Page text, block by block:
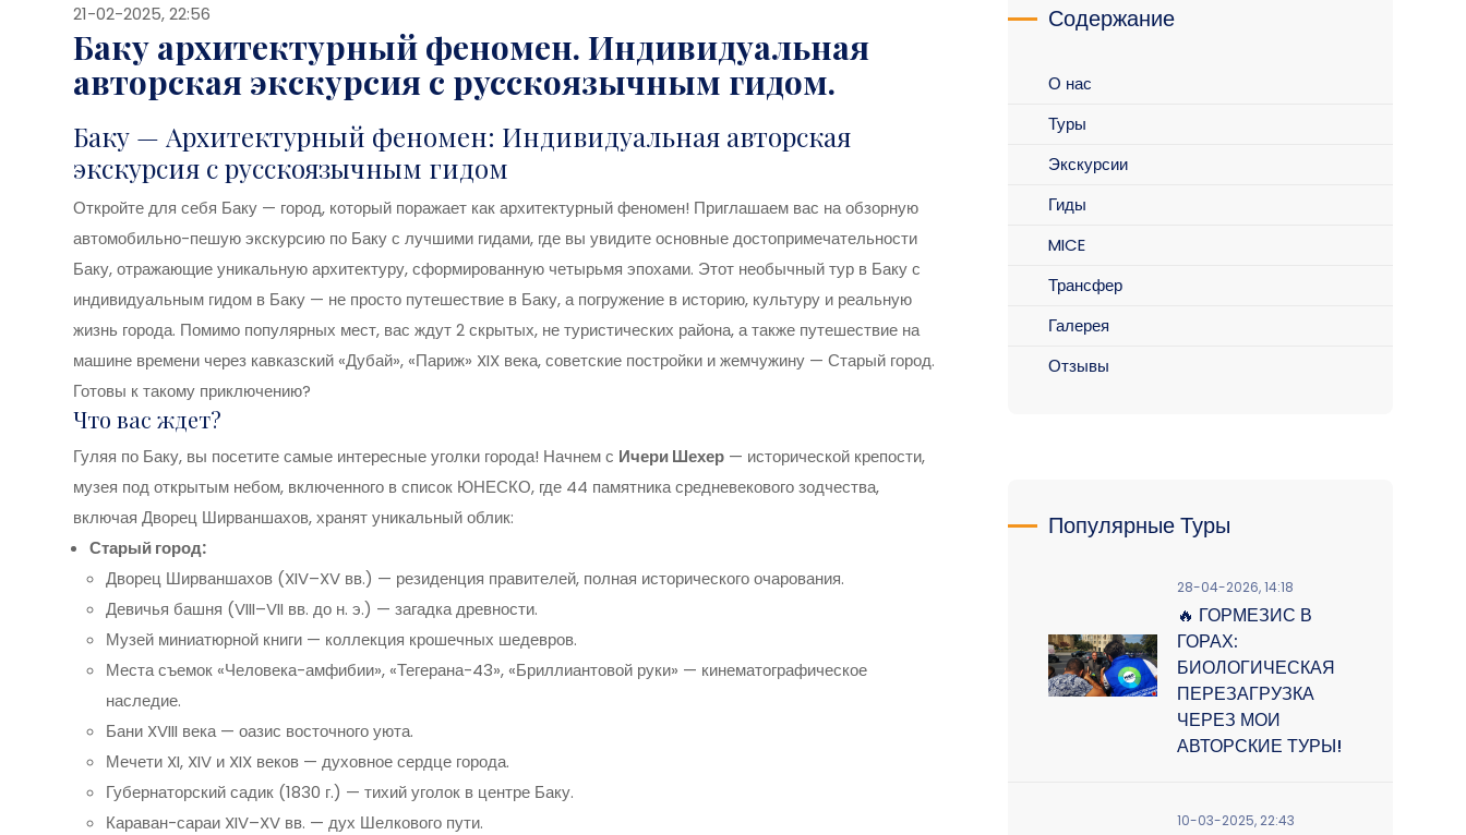
21-02-2025, 22:56
Баку архитектурный феномен. Индивидуальная
авторская экскурсия с русскоязычным гидом.
Баку — Архитектурный феномен: Индивидуальная авторская
экскурсия с русскоязычным гидом
Откройте для себя Баку — город, который поражает как архитектурный феномен! Приглашаем вас на обзорную
автомобильно-пешую экскурсию по Баку с лучшими гидами, где вы увидите основные достопримечательности
Баку, отражающие уникальную архитектуру, сформированную четырьмя эпохами. Этот необычный тур в Баку с
индивидуальным гидом в Баку — не просто путешествие в Баку, а погружение в историю, культуру и реальную
жизнь города. Помимо популярных мест, вас ждут 2 скрытых, не туристических района, а также путешествие на
машине времени через кавказский «Дубай», «Париж» XIX века, советские постройки и жемчужину — Старый город.
Готовы к такому приключению?
Что вас ждет?
Гуляя по Баку, вы посетите самые интересные уголки города! Начнем с Ичери Шехер — исторической крепости,
музея под открытым небом, включенного в список ЮНЕСКО, где 44 памятника средневекового зодчества,
включая Дворец Ширваншахов, хранят уникальный облик:
Старый город:
Дворец Ширваншахов (XIV–XV вв.) — резиденция правителей, полная исторического очарования.
Девичья башня (VIII–VII вв. до н. э.) — загадка древности.
Музей миниатюрной книги — коллекция крошечных шедевров.
Места съемок «Человека-амфибии», «Тегерана-43», «Бриллиантовой руки» — кинематографическое
наследие.
Бани XVIII века — оазис восточного уюта.
Мечети XI, XIV и XIX веков — духовное сердце города.
Губернаторский садик (1830 г.) — тихий уголок в центре Баку.
Караван-сараи XIV–XV вв. — дух Шелкового пути.
Содержание
О нас
Туры
Экскурсии
Гиды
MICE
Трансфер
Галерея
Отзывы
Популярные Туры
28-04-2026, 14:18
🔥 ГОРМЕЗИС В
ГОРАХ:
БИОЛОГИЧЕСКАЯ
ПЕРЕЗАГРУЗКА
ЧЕРЕЗ МОИ
АВТОРСКИЕ ТУРЫ!
10-03-2025, 22:43